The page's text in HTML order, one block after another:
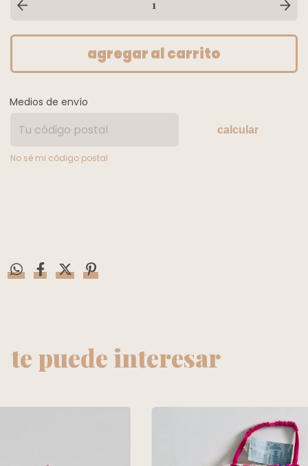
Medios de envío
calcular
No sé mi código postal
te puede interesar